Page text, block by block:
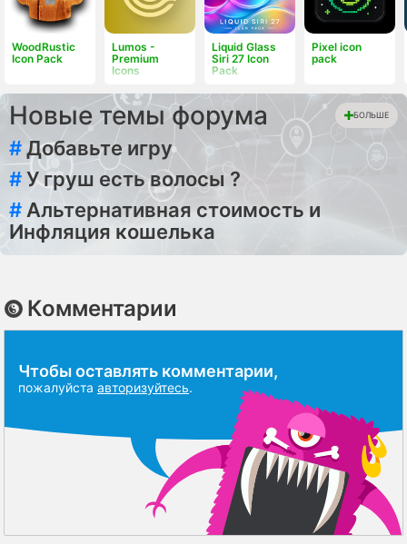
WoodRustic
Icon Pack
Lumos -
Premium
Icons
Liquid Glass
Siri 27 Icon
Pack
Pixel icon
pack
Новые темы форума БОЛЬШЕ
#Добавьте игру
#У груш есть волосы ?
# Альтернативная стоимость и
Инфляция кошелька
Комментарии
Чтобы оставлять комментарии,
пожалуйста авторизуйтесь.